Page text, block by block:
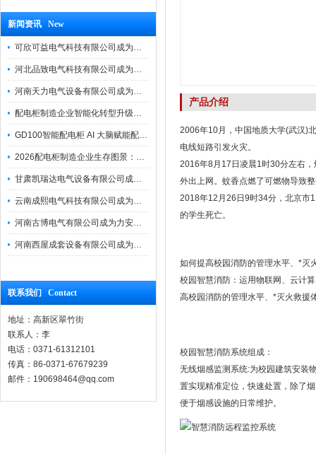
新闻资讯 New
可欣可益电气科技有限公司成为力安电易云战略合作伙伴，共创智能配电新未来
河北品致电气科技有限公司成为力安电易云战略合作伙伴，共创智能配电新未来
河南天力电气设备有限公司成为力安电易云战略合作伙伴，共创智能配电新未来
配电柜制造企业智能化转型升级研讨会在力安成功举办
GD100智能配电柜 AI 大脑赋能配电柜制造企业高压一键顺控！
2026配电柜制造企业生存图景：市场、政策与智能化转型路径
甘肃凯瑞达电气设备有限公司成为电易云战略合作伙伴，共创智能配电新未来
云南成熙电气科技有限公司成为力安电易云战略合作伙伴，共创智能配电新未来
河南古博电气有限公司成为力安电易云战略合作伙伴，共创智能配电新未来！
河南西屋成套设备有限公司成为力安电易云战略合作伙伴，共创智能配电新未来
联系我们 Contact
地址：高新区翠竹街
联系人：李
电话：0371-61312101
传真：86-0371-67679239
邮件：190698464@qq.com
产品介绍
2006年10月，中国地质大学(武汉)
电线短路引发火灾。
2016年8月17日凌晨1时30分左右
外出上网。蚊香点燃了可燃物导致
2018年12月26日9时34分，北京市
的学生死亡。
如何提高校园消防的管理水平、*灭
校园智慧消防：运用物联网、云计
高校园消防的管理水平、*灭火救援
校园智慧消防系统组成：
无线烟感监测系统:为校园建筑安装
置实现精准定位，快速处置，除了
便于烟感设施的日常维护。